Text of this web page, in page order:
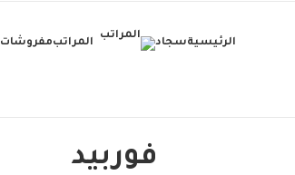
الرئيسيةسجاد المراتبمفروشات
فوربيد